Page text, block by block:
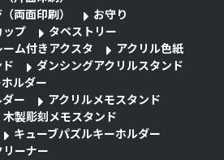
両面印刷）
お守り
ップ
タペストリー
ーム付きアクスタ
アクリル色紙
ダンシングアクリルスタンド
ルダー
ー
アクリルメモスタンド
木製彫刻メモスタンド
キューブパズルキーホルダー
ーナー